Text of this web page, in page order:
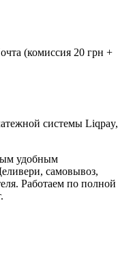
(комиссия 20 грн +
системы Liqpay,
удобным
самовывоз,
Работаем по полной